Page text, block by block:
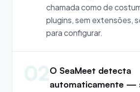
chamada como de
plugins, sem extensões,
para configurar.
02O SeaMeet detecta
automaticamente —